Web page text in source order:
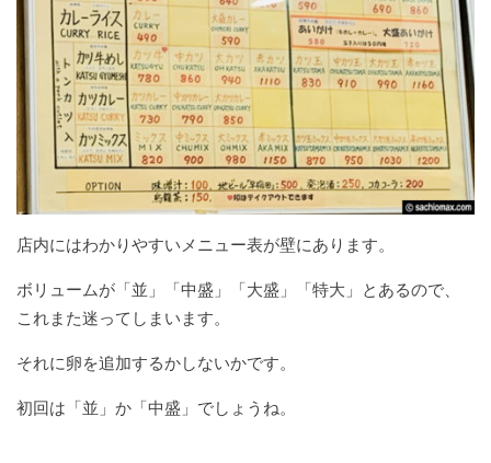
店内にはわかりやすいメニュー表が壁にあります。
ボリュームが「並」「中盛」「大盛」「特大」とあるので、
これまた迷ってしまいます。
それに卵を追加するかしないかです。
初回は「並」か「中盛」でしょうね。